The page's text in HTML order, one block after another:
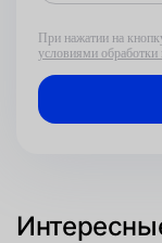
При нажатии на
условиями